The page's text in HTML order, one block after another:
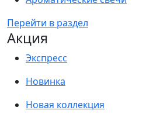
Перейти в раздел
Акция
Экспресс
Новинка
Новая коллекция